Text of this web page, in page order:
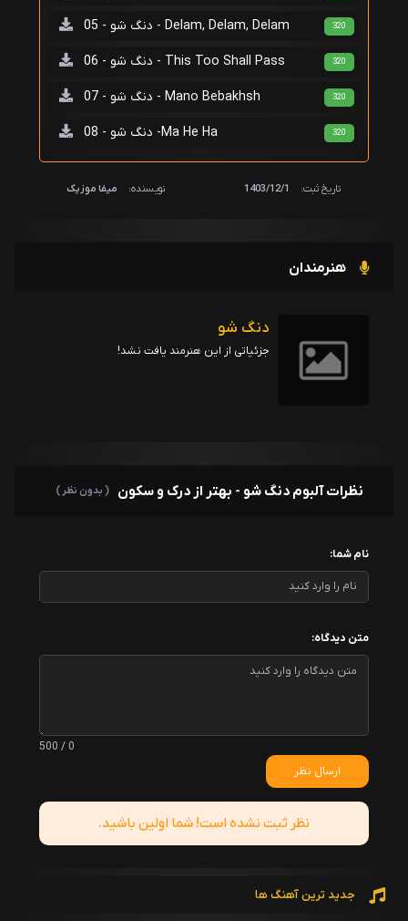
دنگ شو - 05 - Delam, Delam, Delam 320
دنگ شو - 06 - This Too Shall Pass 320
دنگ شو - 07 - Mano Bebakhsh 320
دنگ شو - 08 -Ma He Ha 320
تاریخ ثبت: 1403/12/1 نویسنده: میفا موزیک
هنرمندان
دنگ شو
جزئیاتی از این هنرمند یافت نشد!
نظرات آلبوم دنگ شو - بهتر از درک و سکون ( بدون نظر )
نام شما:
متن دیدگاه:
0 / 500
ارسال نظر
نظر ثبت نشده است! شما اولین باشید.
جدید ترین آهنگ ها